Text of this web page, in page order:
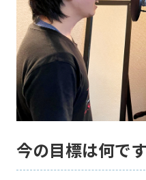
今の目標は何で